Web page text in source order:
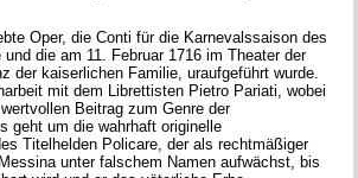
Oper, die Conti für die Karnevalssaison des
die am 11. Februar 1716 im Theater der
der kaiserlichen Familie, uraufgeführt wurde.
mit dem Librettisten Pietro Pariati, wobei
Beitrag zum Genre der
geht um die wahrhaft originelle
Titelhelden Policare, der als rechtmäßiger
unter falschem Namen aufwächst, bis